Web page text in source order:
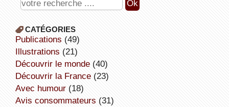
CATÉGORIES
publications (49)
illustrations (21)
découvrir le monde(40)
découvrir la France(23)
avec humour(18)
avis consommateurs (31)